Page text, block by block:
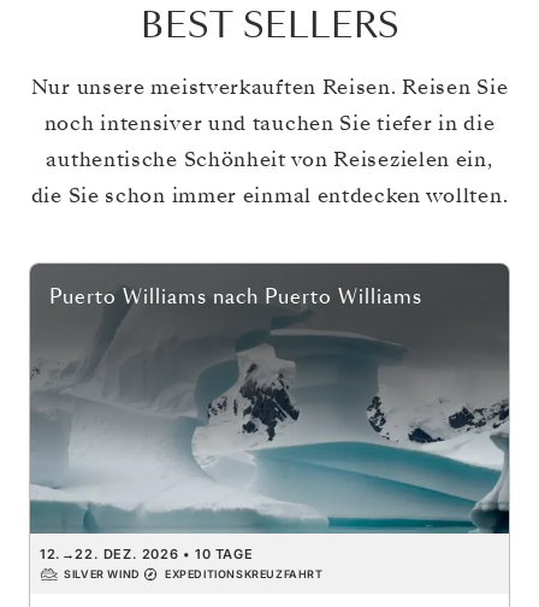
BEST SELLERS
Nur unsere meistverkauften Reisen. Reisen Sie
noch intensiver und tauchen Sie tiefer in die
authentische Schönheit von Reisezielen ein,
die Sie schon immer einmal entdecken wollten.
Puerto Williams nach Puerto Williams
12. →22. DEZ. 2026 •10 TAGE
SILVER WIND EXPEDITIONSKREUZFAHRT